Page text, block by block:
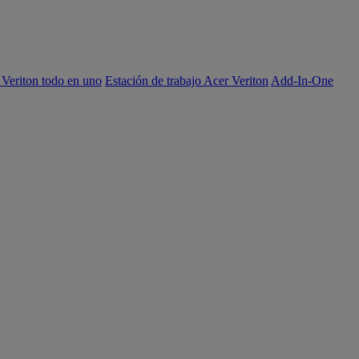
todo en uno Estación de trabajo Acer Veriton Add-In-One